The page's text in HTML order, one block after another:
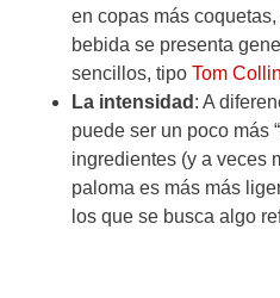
en copas más
bebida se presenta
sencillos, tipo Tom
La intensidad : A
puede ser un poco más
ingredientes (y a veces
paloma es más más
los que se busca algo